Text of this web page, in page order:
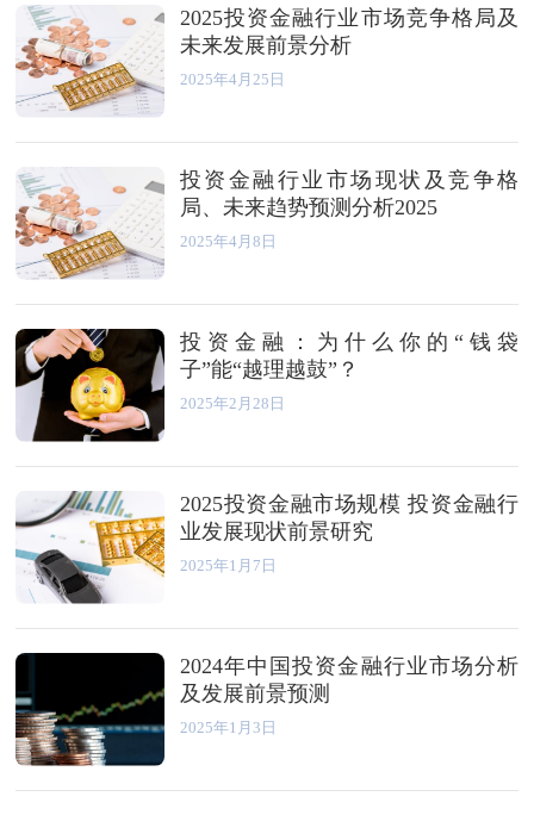
2025投资金融行业市场竞争格局及
未来发展前景分析
2025年4月25日
投资金融行业市场现状及竞争格
局、未来趋势预测分析2025
2025年4月8日
投资金融：为什么你的“钱袋
子”能“越理越鼓”？
2025年2月28日
2025投资金融市场规模 投资金融行
业发展现状前景研究
2025年1月7日
2024年中国投资金融行业市场分析
及发展前景预测
2025年1月3日